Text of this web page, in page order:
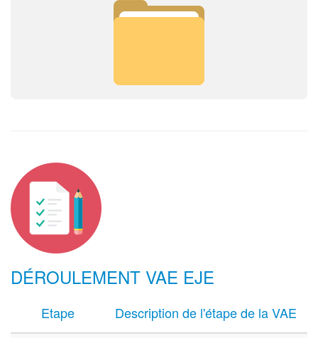
DÉROULEMENT VAE EJE
Etape Description de l'étape de la VAE